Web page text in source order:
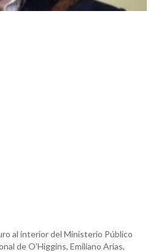
al interior del Ministerio Público
de O’Higgins, Emiliano Arias,